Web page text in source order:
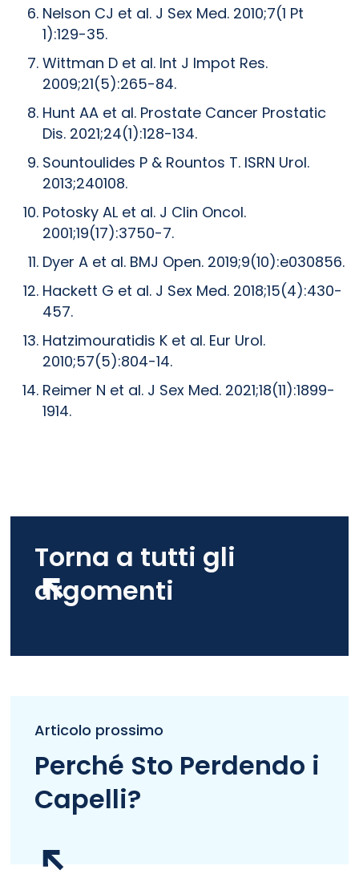
Nelson CJ et al. J Sex Med. 2010;7(1 Pt
1):129-35.
Wittman D et al. Int J Impot Res.
2009;21(5):265-84.
Hunt AA et al. Prostate Cancer Prostatic
Dis. 2021;24(1):128-134.
Sountoulides P & Rountos T. ISRN Urol.
2013;240108.
Potosky AL et al. J Clin Oncol.
2001;19(17):3750-7.
Dyer A et al. BMJ Open. 2019;9(10):e030856.
Hackett G et al. J Sex Med. 2018;15(4):430-
457.
Hatzimouratidis K et al. Eur Urol.
2010;57(5):804-14.
Reimer N et al. J Sex Med. 2021;18(11):1899-
1914.
Torna a tutti gli
argomenti
Articolo prossimo
Perché Sto Perdendo i
Capelli?